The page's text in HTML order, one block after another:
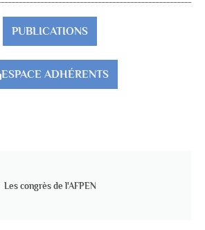
PUBLICATIONS
ESPACE ADHÉRENTS
Les congrès de l'AFPEN